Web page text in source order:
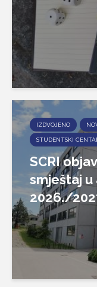
IZDVOJENO
STUDENTSKI
SCRI
smještaj
2026./